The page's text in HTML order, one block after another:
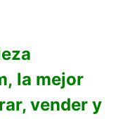
, la mejor
vender y